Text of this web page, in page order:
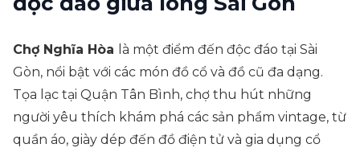
Chợ Nghĩa Hòa là một điểm đến độc đáo tại Sài
Gòn, nổi bật với các món đồ cổ và đồ cũ đa dạng.
Tọa lạc tại Quận Tân Bình, chợ thu hút những
người yêu thích khám phá các sản phẩm vintage, từ
quần áo, giày dép đến đồ điện tử và gia dụng cổ